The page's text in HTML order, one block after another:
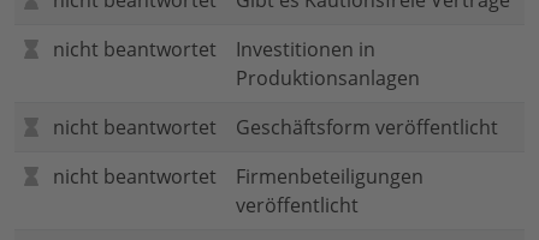
nicht beantwortet
Investitionen in
Produktionsanlagen
nicht beantwortet
Geschäftsform veröffentlicht
nicht beantwortet
Firmenbeteiligungen
veröffentlicht